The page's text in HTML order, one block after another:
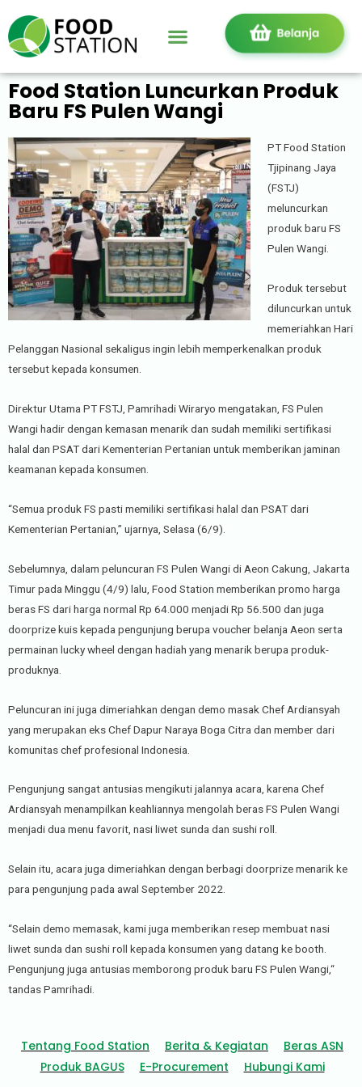
Food Station Luncurkan Produk
Baru FS Pulen Wangi
PT Food Station
Tjipinang Jaya
(FSTJ)
meluncurkan
produk baru FS
Pulen Wangi.
Produk tersebut
diluncurkan untuk
memeriahkan Hari
Pelanggan Nasional sekaligus ingin lebih memperkenalkan produk
tersebut kepada konsumen.
Direktur Utama PT FSTJ, Pamrihadi Wiraryo mengatakan, FS Pulen
Wangi hadir dengan kemasan menarik dan sudah memiliki sertifikasi
halal dan PSAT dari Kementerian Pertanian untuk memberikan jaminan
keamanan kepada konsumen.
“Semua produk FS pasti memiliki sertifikasi halal dan PSAT dari
Kementerian Pertanian,” ujarnya, Selasa (6/9).
Sebelumnya, dalam peluncuran FS Pulen Wangi di Aeon Cakung, Jakarta
Timur pada Minggu (4/9) lalu, Food Station memberikan promo harga
beras FS dari harga normal Rp 64.000 menjadi Rp 56.500 dan juga
doorprize kuis kepada pengunjung berupa voucher belanja Aeon serta
permainan lucky wheel dengan hadiah yang menarik berupa produk-
produknya.
Peluncuran ini juga dimeriahkan dengan demo masak Chef Ardiansyah
yang merupakan eks Chef Dapur Naraya Boga Citra dan member dari
komunitas chef profesional Indonesia.
Pengunjung sangat antusias mengikuti jalannya acara, karena Chef
Ardiansyah menampilkan keahliannya mengolah beras FS Pulen Wangi
menjadi dua menu favorit, nasi liwet sunda dan sushi roll.
Selain itu, acara juga dimeriahkan dengan berbagi doorprize menarik ke
para pengunjung pada awal September 2022.
“Selain demo memasak, kami juga memberikan resep membuat nasi
liwet sunda dan sushi roll kepada konsumen yang datang ke booth.
Pengunjung juga antusias memborong produk baru FS Pulen Wangi,“
tandas Pamrihadi.
Tentang Food Station Berita & Kegiatan
Beras ASN
Produk BAGUS
E-Procurement Hubungi Kami